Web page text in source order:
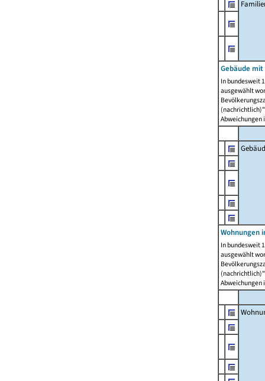
Gebäude
In bundesweit
ausgewählt
Abweichungen
Wohnungen
In bundesweit
ausgewählt
Abweichungen